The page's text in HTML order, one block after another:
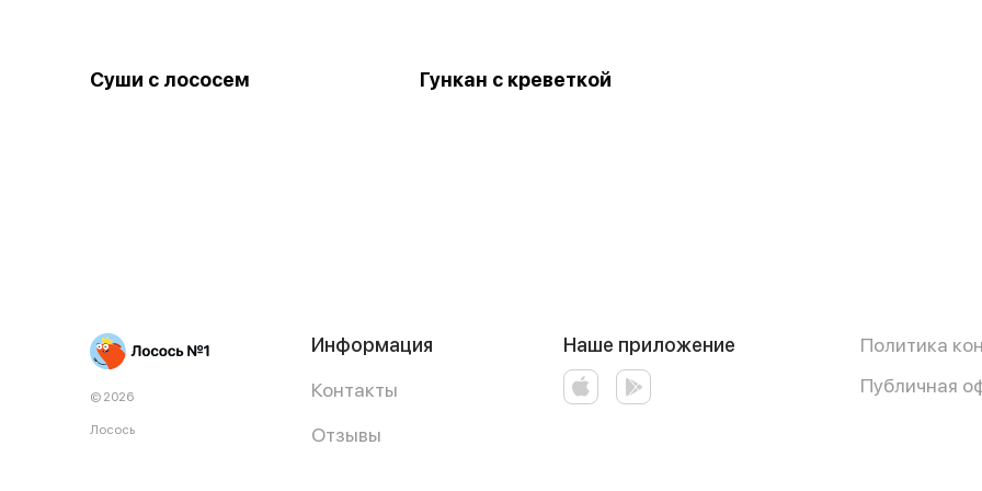
Суши с лососем Гункан с креветкой
© 2026
Лосось
Информация
Контакты
Отзывы
Наше приложение
Политика
Публичная